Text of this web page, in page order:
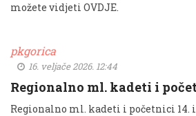
možete vidjeti OVDJE.
pkgorica
16. veljače 2026. 12:44
Regionalno ml. kadeti i
Regionalno ml. kadeti i početnici 14. i